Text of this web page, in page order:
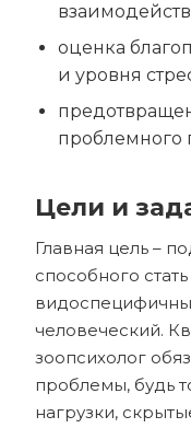
оценка
и уровня
проблемного
Цели и
Главная цель –
способного
человеческий.
зоопсихолог
проблемы, будь
нагрузки,